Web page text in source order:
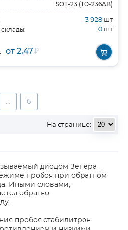
SOT-23 (TO-236AB)
3 928 шт
0 шт
от 2,47₽
... 6
На странице:
диодом Зенера –
пробоя при обратном
Иными словами,
обратно
пробоя стабилитрон